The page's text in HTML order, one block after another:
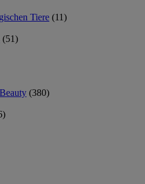
Tiere (11)
(51)
(380)